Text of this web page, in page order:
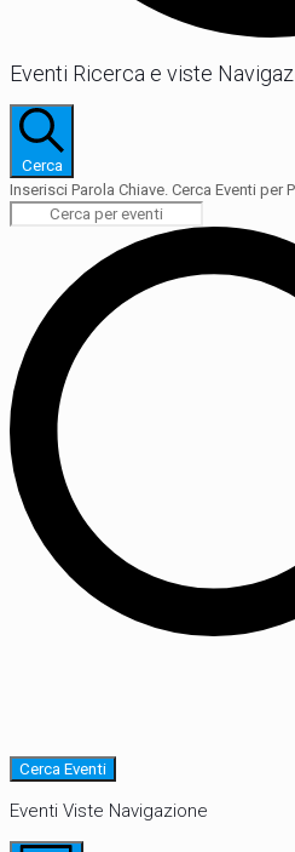
Eventi Ricerca e viste
Cerca
Inserisci Parola Chiave. Cerca Eventi per
Cerca Eventi
Eventi Viste Navigazione